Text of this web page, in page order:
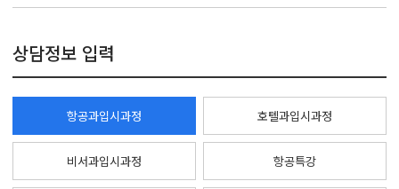
상담정보 입력
항공과입시과정 호텔과입시과정
비서과입시과정 항공특강